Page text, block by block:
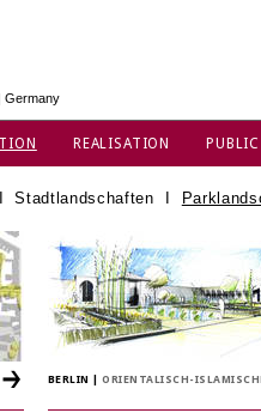
Germany
REALISATION
Stadtlandschaften
BERLIN |ORIENTALISCH-